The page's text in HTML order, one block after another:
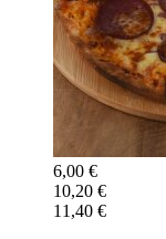
6,00 €
10,20 €
11,40 €